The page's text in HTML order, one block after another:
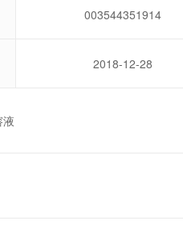
003544351914
2018-12-28